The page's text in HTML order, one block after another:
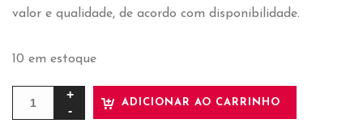
valor e qualidade, de acordo com disponibilidade.
10 em estoque
ADICIONAR AO CARRINHO